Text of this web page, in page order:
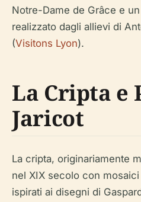
Notre-Dame de Grâce e
realizzato dagli allievi di
(Visitons Lyon).
La Cripta e
Jaricot
La cripta, originariamente
nel XIX secolo con
ispirati ai disegni di